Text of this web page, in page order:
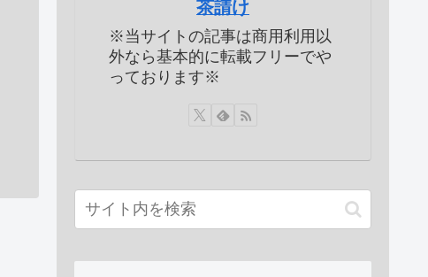
茶請け
※当サイトの記事は商用利用以
外なら基本的に転載フリーでや
っております※